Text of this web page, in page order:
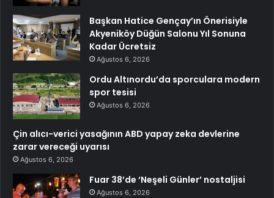
Başkan Hatice Gençay’ın Önerisiyle
Akyeniköy Düğün Salonu Yıl Sonuna
Kadar Ücretsiz
Ağustos 6, 2026
Ordu Altınordu’da sporculara modern
spor tesisi
Ağustos 6, 2026
Çin alıcı-verici yasağının ABD yapay zeka devlerine
zarar vereceği uyarısı
Ağustos 6, 2026
Fuar 38’de ‘Neşeli Günler’ nostaljisi
Ağustos 6, 2026